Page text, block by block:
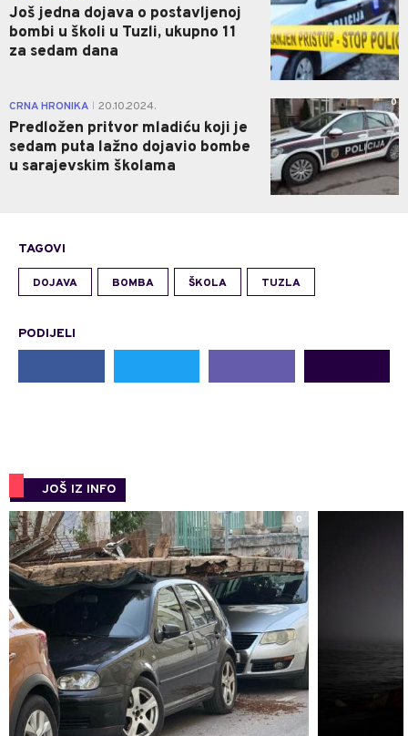
Još jedna dojava o postavljenoj
bombi u školi u Tuzli, ukupno 11
za sedam dana
CRNA HRONIKA 20.10.2024.
Predložen pritvor mladiću koji je
sedam puta lažno dojavio bombe
u sarajevskim školama
0
TAGOVI
DOJAVA BOMBA ŠKOLA TUZLA
PODIJELI
JOŠ IZ INFO
0